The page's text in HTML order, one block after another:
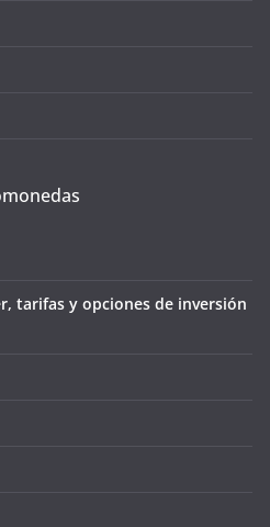
tarifas y opciones de inversión